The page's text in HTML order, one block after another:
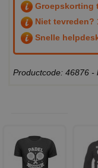
Groepskorting
Niet tevreden?
Snelle
Productcode: 46876 -